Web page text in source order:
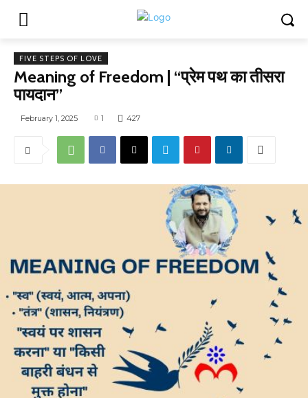
FIVE STEPS OF LOVE
Meaning of Freedom | “प्रेम पथ का तीसरा
पायदान”
February 1, 2025 1 427